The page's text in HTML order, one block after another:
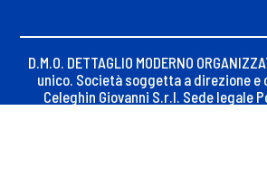
D.M.O. DETTAGLIO MODERNO
unico. Società soggetta a direzione e
Celeghin Giovanni S.r.l. Sede legale